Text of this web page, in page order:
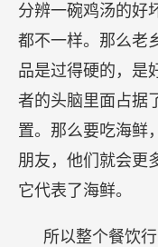
分辨一碗鸡汤的好
都不一样。那么老
品是过得硬的，是
者的头脑里面占据
置。那么要吃海鲜
朋友，他们就会更
它代表了海鲜。
所以整个餐饮